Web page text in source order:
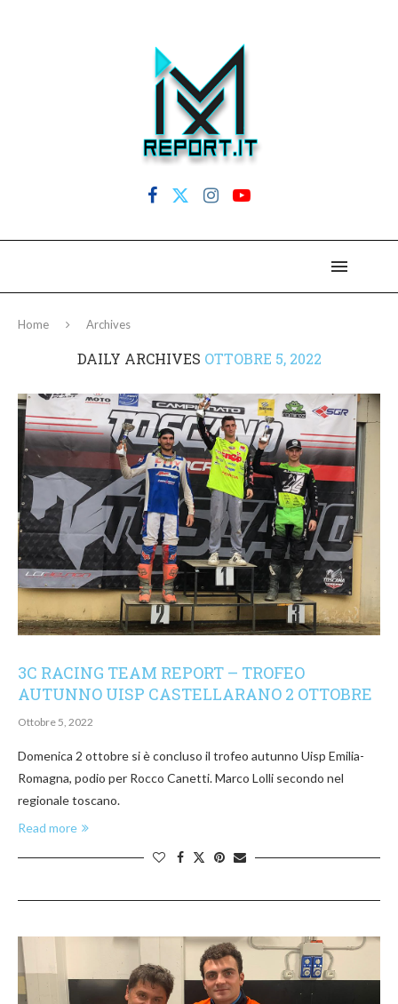
Home Archives
DAILY ARCHIVES OTTOBRE 5, 2022
3C RACING TEAM REPORT – TROFEO
AUTUNNO UISP CASTELLARANO 2 OTTOBRE
Ottobre 5, 2022
Domenica 2 ottobre si è concluso il trofeo autunno Uisp Emilia-
Romagna, podio per Rocco Canetti. Marco Lolli secondo nel
regionale toscano.
Read more